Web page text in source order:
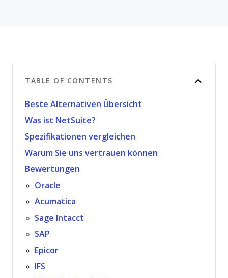
TABLE OF CONTENTS
Beste Alternativen Übersicht
Was ist NetSuite?
Spezifikationen vergleichen
Warum Sie uns vertrauen können
Bewertungen
Oracle
Acumatica
Sage Intacct
SAP
Epicor
IFS